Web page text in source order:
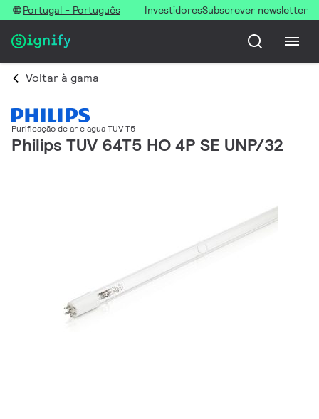
Portugal - Português InvestidoresSubscrever newsletter
Voltar à gama
Purificação de ar e agua TUV T5
Philips TUV 64T5 HO 4P SE UNP/32